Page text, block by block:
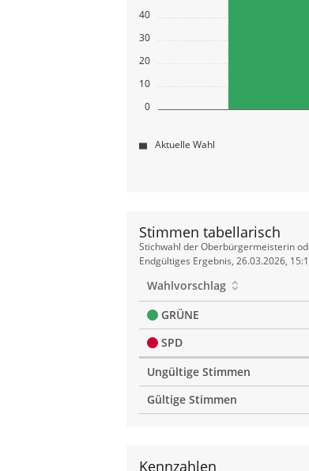
0
10
20
30
40
Aktuelle Wahl
Stimmen tabellarisch
Stimmen
tabellarisch
Stichwahl der Oberbürgermeisterin
Endgültiges Ergebnis, 26.03.2026,
Wahlvorschlag
GRÜNE
SPD
Ungültige Stimmen
Gültige Stimmen
Kennzahlen